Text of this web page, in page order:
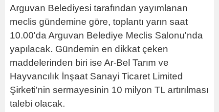
Arguvan Belediyesi tarafından yayımlanan
meclis gündemine göre, toplantı yarın saat
10.00'da Arguvan Belediye Meclis Salonu'nda
yapılacak. Gündemin en dikkat çeken
maddelerinden biri ise Ar-Bel Tarım ve
Hayvancılık İnşaat Sanayi Ticaret Limited
Şirketi'nin sermayesinin 10 milyon TL artırılması
talebi olacak.